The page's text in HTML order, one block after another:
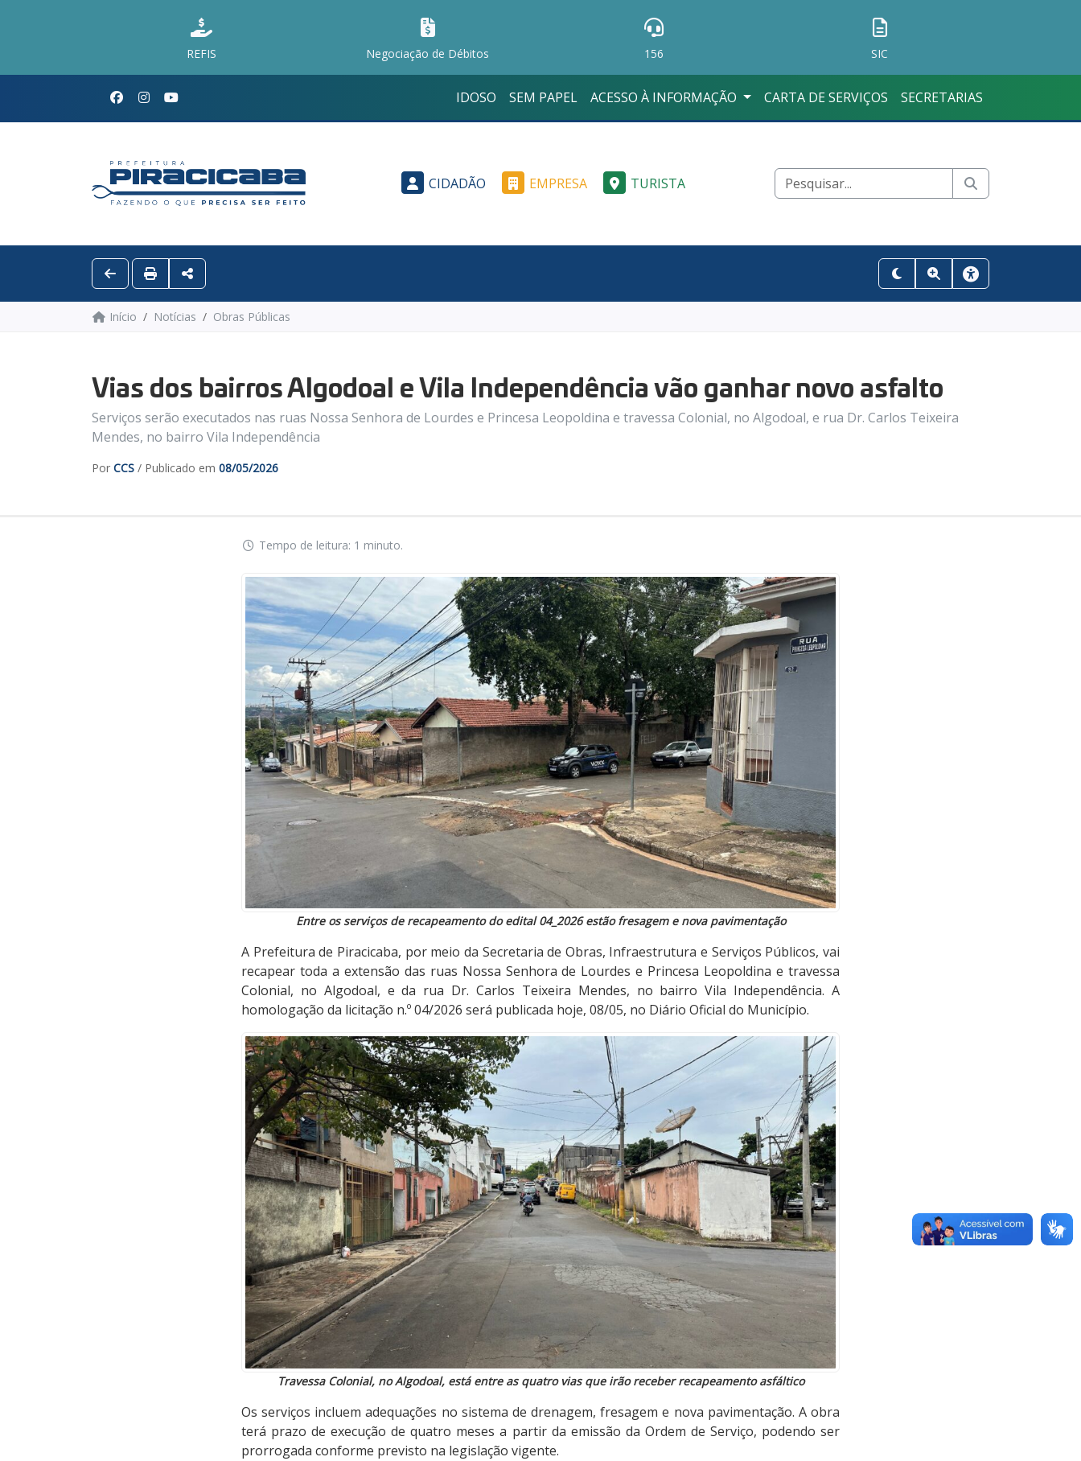
REFIS Negociação de Débitos 156 SIC
IDOSO SEM PAPEL ACESSO À INFORMAÇÃO CARTA DE SERVIÇOS SECRETARIAS
CIDADÃO EMPRESA TURISTA
Início Notícias Obras Públicas
Vias dos bairros Algodoal e Vila Independência vão ganhar novo asfalto
Serviços serão executados nas ruas Nossa Senhora de Lourdes e Princesa Leopoldina e travessa Colonial, no Algodoal, e rua Dr. Carlos Teixeira
Mendes, no bairro Vila Independência
Por CCS / Publicado em 08/05/2026
Tempo de leitura: 1 minuto.
Entre os serviços de recapeamento do edital 04_2026 estão fresagem e nova pavimentação
A Prefeitura de Piracicaba, por meio da Secretaria de Obras, Infraestrutura e Serviços Públicos, vai
recapear toda a extensão das ruas Nossa Senhora de Lourdes e Princesa Leopoldina e travessa
Colonial, no Algodoal, e da rua Dr. Carlos Teixeira Mendes, no bairro Vila Independência. A
homologação da licitação n.º 04/2026 será publicada hoje, 08/05, no Diário Oficial do Município.
Travessa Colonial, no Algodoal, está entre as quatro vias que irão receber recapeamento asfáltico
Os serviços incluem adequações no sistema de drenagem, fresagem e nova pavimentação. A obra
terá prazo de execução de quatro meses a partir da emissão da Ordem de Serviço, podendo ser
prorrogada conforme previsto na legislação vigente.